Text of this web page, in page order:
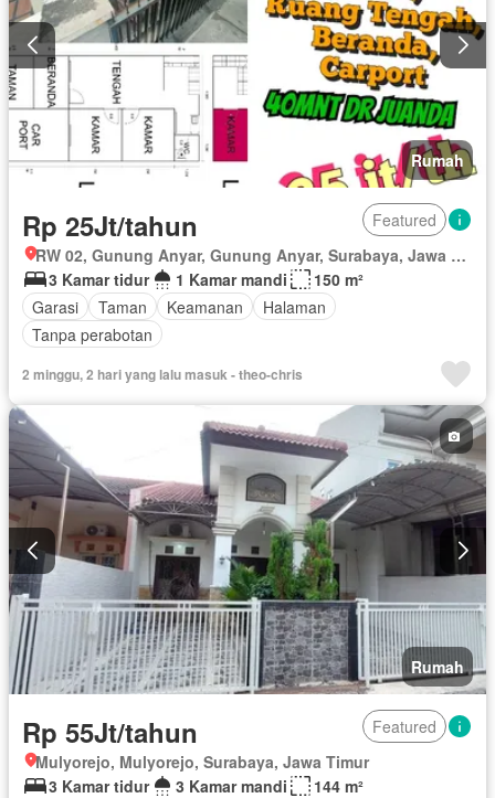
Rumah
Rp 25Jt/tahun
Featured
RW 02, Gunung Anyar, Gunung Anyar, Surabaya, Jawa Timur
3 Kamar tidur
1 Kamar mandi
150 m²
Garasi
Taman Keamanan
Halaman
Tanpa perabotan
2 minggu, 2 hari yang lalu masuk - theo-chris
Rumah
Rp 55Jt/tahun
Featured
Mulyorejo, Mulyorejo, Surabaya, Jawa Timur
3 Kamar tidur
3 Kamar mandi
144 m²